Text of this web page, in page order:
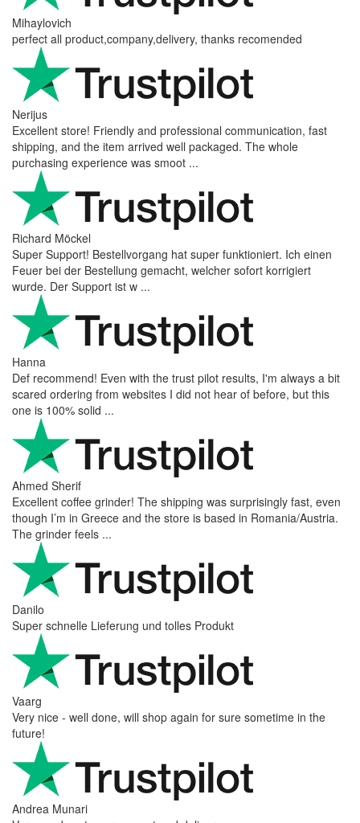
Mihaylovich
perfect all product,company,delivery, thanks recomended
Nerijus
Excellent store! Friendly and professional communication, fast
shipping, and the item arrived well packaged. The whole
purchasing experience was smoot ...
Richard Möckel
Super Support! Bestellvorgang hat super funktioniert. Ich einen
Feuer bei der Bestellung gemacht, welcher sofort korrigiert
wurde. Der Support ist w ...
Hanna
Def recommend! Even with the trust pilot results, I'm always a bit
scared ordering from websites I did not hear of before, but this
one is 100% solid ...
Ahmed Sherif
Excellent coffee grinder! The shipping was surprisingly fast, even
though I’m in Greece and the store is based in Romania/Austria.
The grinder feels ...
Danilo
Super schnelle Lieferung und tolles Produkt
Vaarg
Very nice - well done, will shop again for sure sometime in the
future!
Andrea Munari